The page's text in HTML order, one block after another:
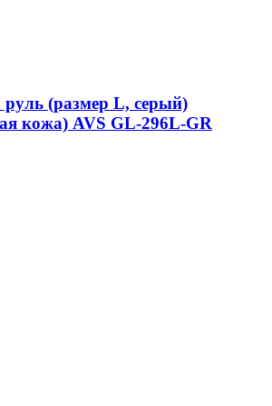
(размер L, серый)
кожа) AVS GL-296L-GR